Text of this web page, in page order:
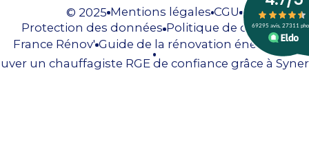
© 2025 Mentions légales CGU
Protection des données Politique de cookies
France Rénov' Guide de la rénovation énergique
un chauffagiste RGE de confiance grâce à